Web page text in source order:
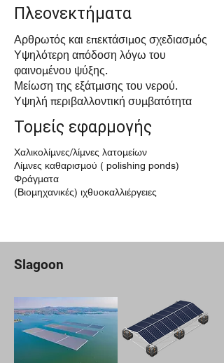
Πλεονεκτήματα
Αρθρωτός και επεκτάσιμος σχεδιασμός
Υψηλότερη απόδοση λόγω του
φαινομένου ψύξης.
Μείωση της εξάτμισης του νερού.
Υψηλή περιβαλλοντική συμβατότητα
Τομείς εφαρμογής
Χαλικολίμνες/λίμνες λατομείων
Λίμνες καθαρισμού ( polishing ponds)
Φράγματα
(Bιομηχανικές) ιχθυοκαλλιέργειες
Slagoon